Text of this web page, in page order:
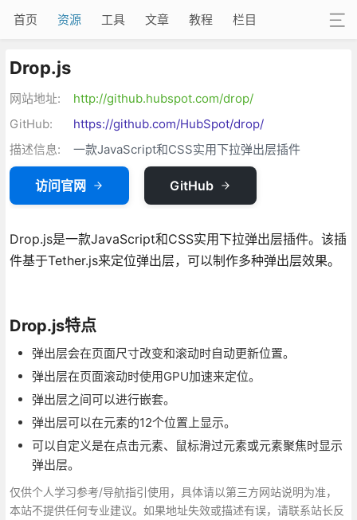
首页 资源 工具 文章 教程 栏目
Drop.js
网站地址:
http://github.hubspot.com/drop/
GitHub:
https://github.com/HubSpot/drop/
描述信息:
一款JavaScript和CSS实用下拉弹出层插件
访问官网 GitHub
Drop.js是一款JavaScript和CSS实用下拉弹出层插件。该插
件基于Tether.js来定位弹出层，可以制作多种弹出层效果。
Drop.js特点
弹出层会在页面尺寸改变和滚动时自动更新位置。
弹出层在页面滚动时使用GPU加速来定位。
弹出层之间可以进行嵌套。
弹出层可以在元素的12个位置上显示。
可以自定义是在点击元素、鼠标滑过元素或元素聚焦时显示
弹出层。
仅供个人学习参考/导航指引使用，具体请以第三方网站说明为准，
本站不提供任何专业建议。如果地址失效或描述有误，请联系站长反